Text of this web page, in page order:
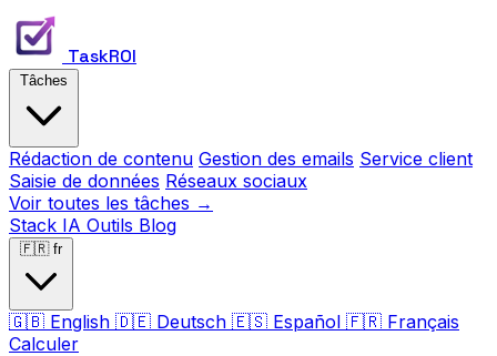
TaskROI
Rédaction de contenu Gestion des emails Service client
Saisie de données Réseaux sociaux
Voir toutes les tâches →
Stack IA Outils Blog
🇫🇷 fr
🇬🇧 English 🇩🇪 Deutsch 🇪🇸 Español 🇫🇷 Français
Calculer